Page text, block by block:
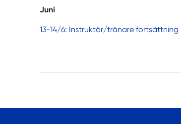
Juni
13-14/6: Instruktör/tränare fortsättning